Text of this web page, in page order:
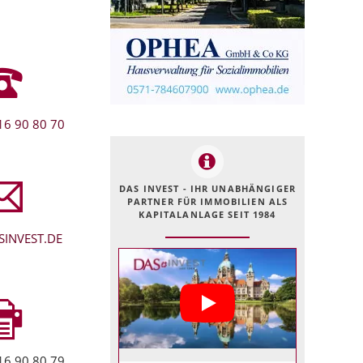
90 80 70
DAS INVEST - IHR UNABHÄNGIGER
PARTNER FÜR IMMOBILIEN ALS
KAPITALANLAGE SEIT 1984